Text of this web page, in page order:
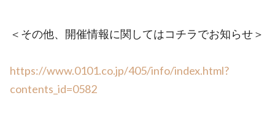
＜その他、開催情報に関してはコチラでお知らせ＞
https://www.0101.co.jp/405/info/index.html?
contents_id=0582